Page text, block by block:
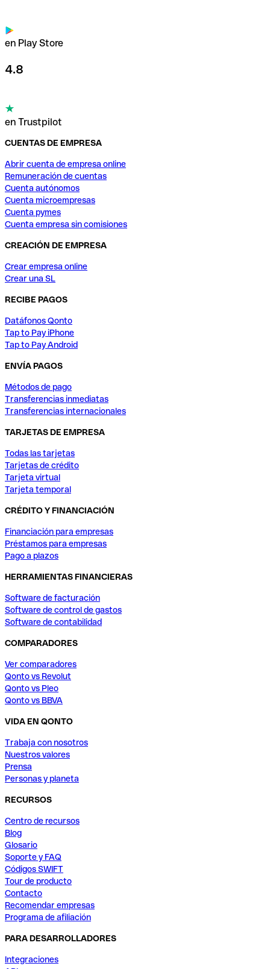
en Play Store
4.8
en Trustpilot
CUENTAS DE EMPRESA
Abrir cuenta de empresa online
Remuneración de cuentas
Cuenta autónomos
Cuenta microempresas
Cuenta pymes
Cuenta empresa sin comisiones
CREACIÓN DE EMPRESA
Crear empresa online
Crear una SL
RECIBE PAGOS
Datáfonos Qonto
Tap to Pay iPhone
Tap to Pay Android
ENVÍA PAGOS
Métodos de pago
Transferencias inmediatas
Transferencias internacionales
TARJETAS DE EMPRESA
Todas las tarjetas
Tarjetas de crédito
Tarjeta virtual
Tarjeta temporal
CRÉDITO Y FINANCIACIÓN
Financiación para empresas
Préstamos para empresas
Pago a plazos
HERRAMIENTAS FINANCIERAS
Software de facturación
Software de control de gastos
Software de contabilidad
COMPARADORES
Ver comparadores
Qonto vs Revolut
Qonto vs Pleo
Qonto vs BBVA
VIDA EN QONTO
Trabaja con nosotros
Nuestros valores
Prensa
Personas y planeta
RECURSOS
Centro de recursos
Blog
Glosario
Soporte y FAQ
Códigos SWIFT
Tour de producto
Contacto
Recomendar empresas
Programa de afiliación
PARA DESARROLLADORES
Integraciones